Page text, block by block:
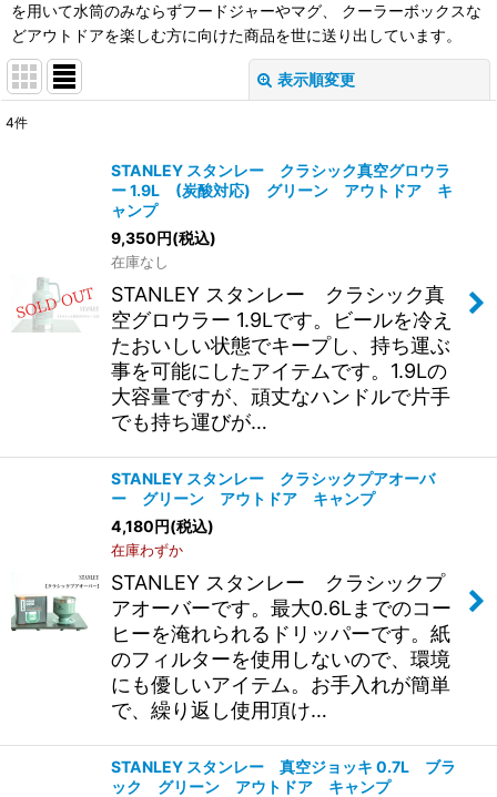
を用いて水筒のみならずフードジャーやマグ、 クーラーボックスな
どアウトドアを楽しむ方に向けた商品を世に送り出しています。
表示順変更
4件
STANLEY スタンレー クラシック真空グロウラ
ー 1.9L (炭酸対応) グリーン アウトドア キ
ャンプ
9,350円(税込)
在庫なし
STANLEY スタンレー クラシック真
空グロウラー 1.9Lです。ビールを冷え
たおいしい状態でキープし、持ち運ぶ
事を可能にしたアイテムです。1.9Lの
大容量ですが、頑丈なハンドルで片手
でも持ち運びが…
STANLEY スタンレー クラシックプアオーバ
ー グリーン アウトドア キャンプ
4,180円(税込)
在庫わずか
STANLEY スタンレー クラシックプ
アオーバーです。最大0.6Lまでのコー
ヒーを淹れられるドリッパーです。紙
のフィルターを使用しないので、環境
にも優しいアイテム。お手入れが簡単
で、繰り返し使用頂け…
STANLEY スタンレー 真空ジョッキ 0.7L ブラ
ック グリーン アウトドア キャンプ